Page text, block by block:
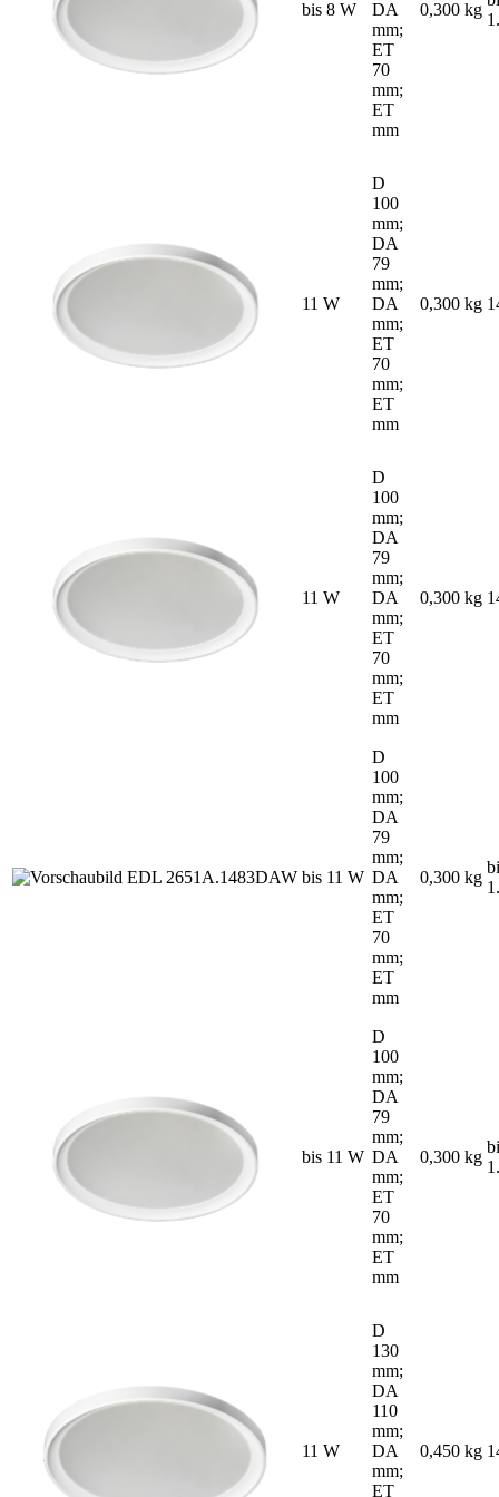
bis 8 W
DA
mm;
ET
70
mm;
ET
mm
0,300 kg
11 W
D
100
mm;
DA
79
mm;
DA
mm;
ET
70
mm;
ET
mm
0,300 kg
11 W
D
100
mm;
DA
79
mm;
DA
mm;
ET
70
mm;
ET
mm
0,300 kg
bis 11 W
D
100
mm;
DA
79
mm;
DA
mm;
ET
70
mm;
ET
mm
0,300 kg
bis 11 W
D
100
mm;
DA
79
mm;
DA
mm;
ET
70
mm;
ET
mm
0,300 kg
11 W
D
130
mm;
DA
110
mm;
DA
mm;
ET
0,450 kg